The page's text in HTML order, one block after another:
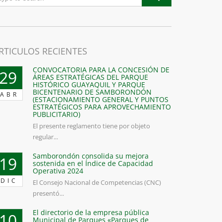
RECIENTES
ABR
CONVOCATORIA PARA LA CONCESIÓN DE
ÁREAS ESTRATÉGICAS DEL PARQUE
HISTÓRICO GUAYAQUIL Y PARQUE
BICENTENARIO DE SAMBORONDÓN
(ESTACIONAMIENTO GENERAL Y PUNTOS
ESTRATÉGICOS PARA APROVECHAMIENTO
PUBLICITARIO)
El presente reglamento tiene por objeto
regular...
DIC
Samborondón consolida su mejora
sostenida en el Índice de Capacidad
Operativa 2024
El Consejo Nacional de Competencias (CNC)
presentó...
El directorio de la empresa pública
Municipal de Parques «Parques de